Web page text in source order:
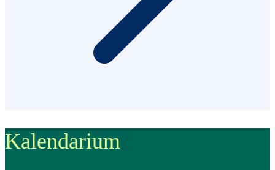
Kalendarium